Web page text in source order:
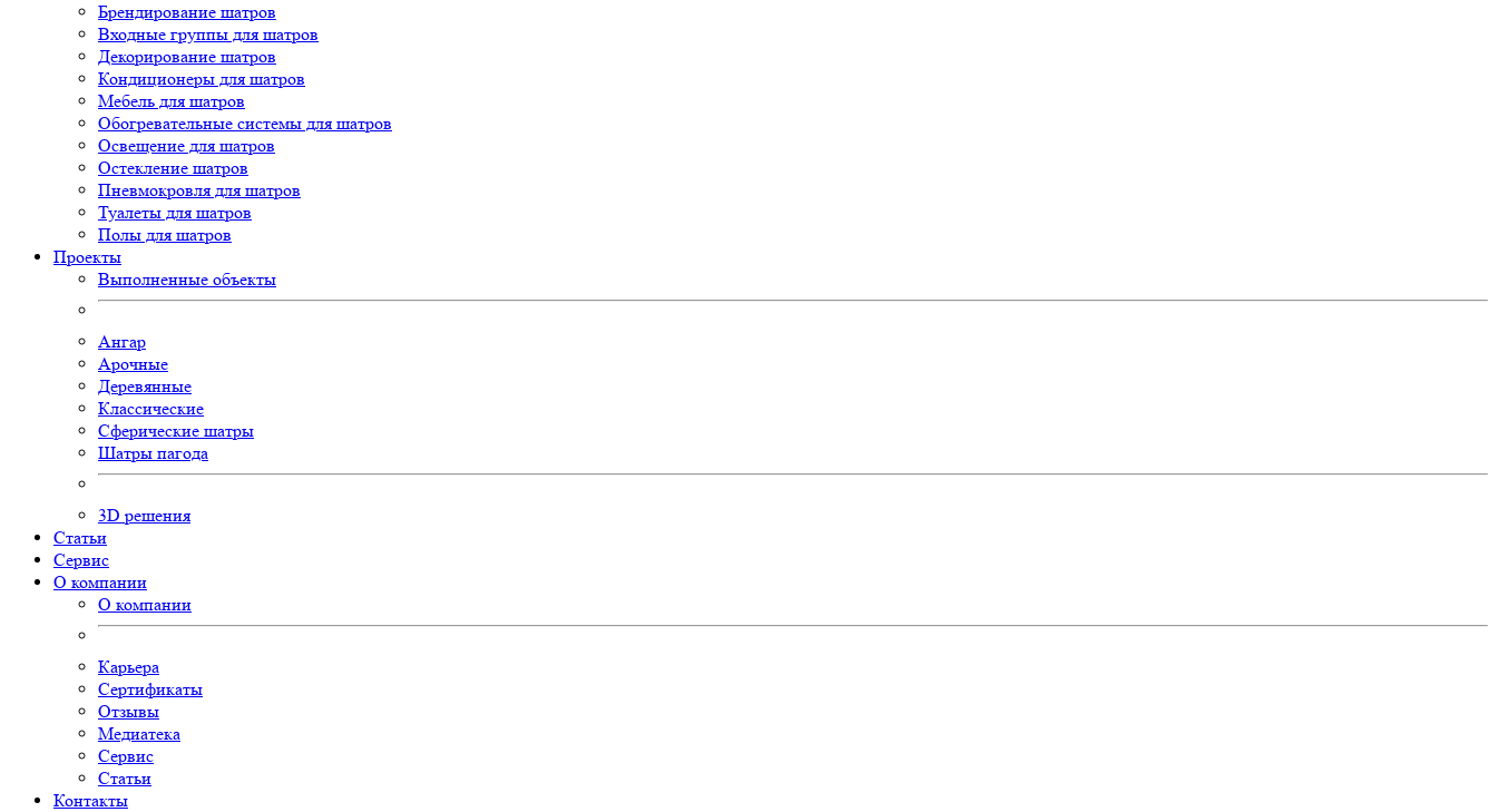
Брендирование шатров
Входные группы для шатров
Декорирование шатров
Кондиционеры для шатров
Мебель для шатров
Обогревательные системы для шатров
Освещение для шатров
Остекление шатров
Пневмокровля для шатров
Туалеты для шатров
Полы для шатров
Проекты
Выполненные объекты
Ангар
Арочные
Деревянные
Классические
Сферические шатры
Шатры пагода
3D решения
Статьи
Сервис
О компании
О компании
Карьера
Сертификаты
Отзывы
Медиатека
Сервис
Статьи
Контакты